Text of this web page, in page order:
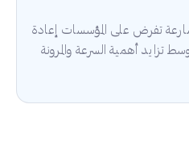
تفرض على المؤسسات إعادة
تزايد أهمية السرعة والمرونة